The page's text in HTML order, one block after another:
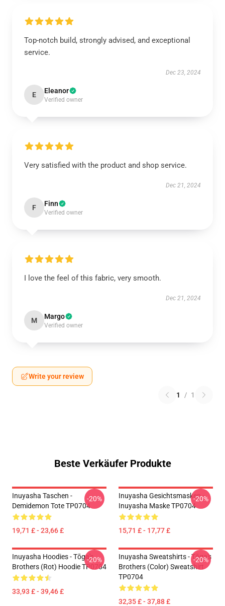
Top-notch build, strongly advised, and exceptional
service.
Dec 23, 2024
E Eleanor
Verified owner
Very satisfied with the product and shop service.
Dec 21, 2024
F Finn
Verified owner
I love the feel of this fabric, very smooth.
Dec 21, 2024
M Margo
Verified owner
Write your review
1 / 1
Beste Verkäufer Produkte
Inuyasha Taschen -
Demidemon Tote TP0704
19,71 £ - 23,66 £
-20%
Inuyasha Gesichtsmasken -
Inuyasha Maske TP0704
15,71 £ - 17,77 £
-20%
Inuyasha Hoodies - Tōga's
Brothers (rot) Hoodie TP0704
33,93 £ - 39,46 £
-20%
Inuyasha Sweatshirts - Tōga's
Brothers (color) Sweatshirt
TP0704
32,35 £ - 37,88 £
-20%